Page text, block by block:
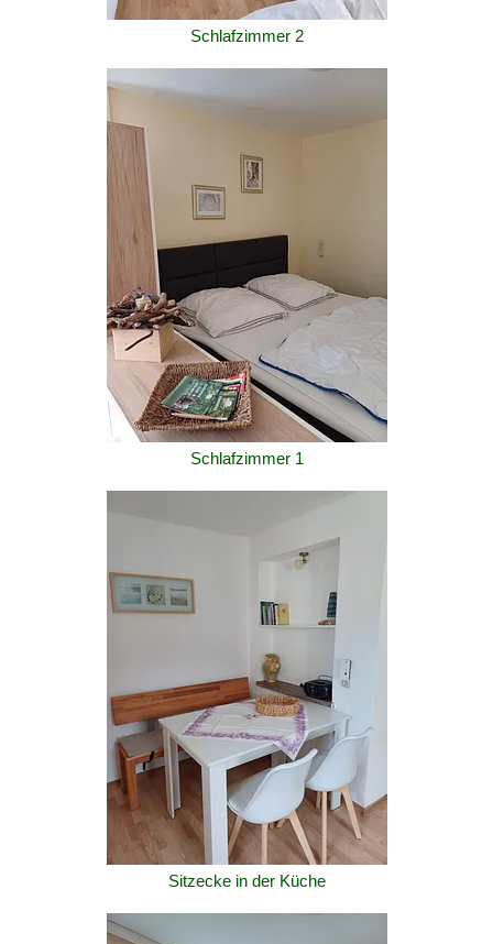
Schlafzimmer 2
Schlafzimmer 1
Sitzecke in der Küche